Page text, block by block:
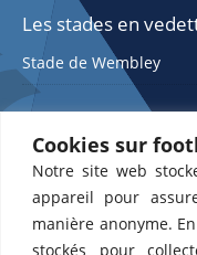
Cookies sur
Notre site web
appareil pour
manière anonyme.
stockés pour
Les stades en
Stade de Wembley